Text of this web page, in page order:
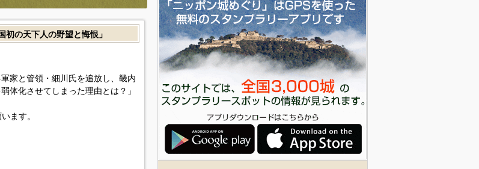
の天下人の野望と悔恨」
家と管領・細川氏を追放し、畿内
体化させてしまった理由とは？」
ます。